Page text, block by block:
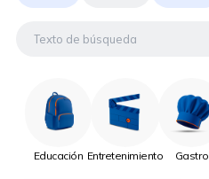
Educación Entretenimiento Gastro